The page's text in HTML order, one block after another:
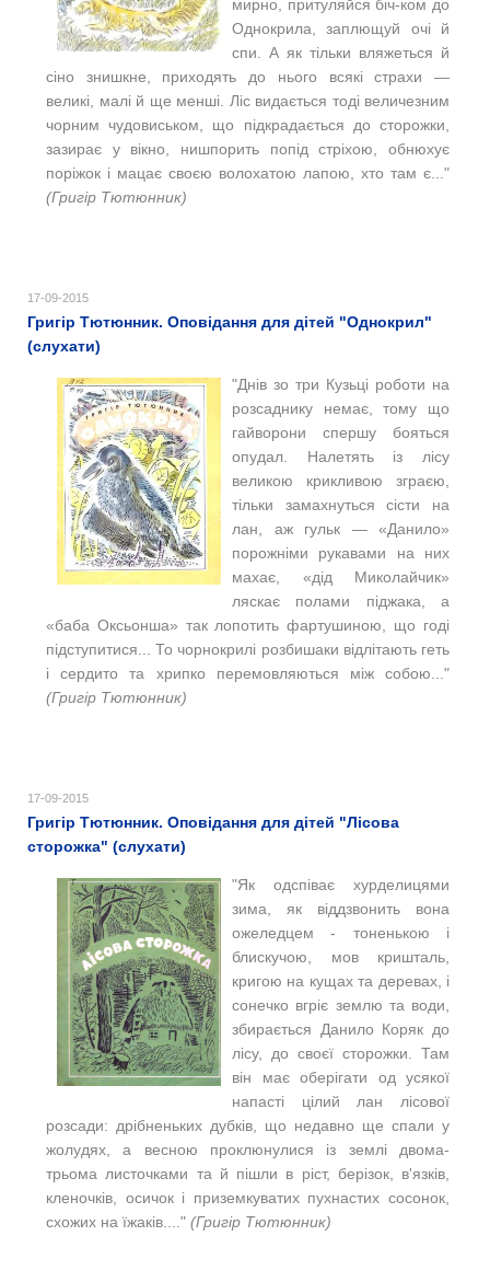
мирно, притуляйся біч-ком до
Однокрила, заплющуй очі й
спи. А як тільки вляжеться й
сіно знишкне, приходять до нього всякі страхи —
великі, малі й ще менші. Ліс видається тоді величезним
чорним чудовиськом, що підкрадається до сторожки,
зазирає у вікно, нишпорить попід стріхою, обнюхує
поріжок і мацає своєю волохатою лапою, хто там є..."
(Григір Тютюнник)
17-09-2015
Григір Тютюнник. Оповідання для дітей "Однокрил"
(слухати)
"Днів зо три Кузьці роботи на
розсаднику немає, тому що
гайворони спершу бояться
опудал. Налетять із лісу
великою крикливою зграєю,
тільки замахнуться сісти на
лан, аж гульк — «Данило»
порожніми рукавами на них
махає, «дід Миколайчик»
ляскає полами піджака, а
«баба Оксьонша» так лопотить фартушиною, що годі
підступитися... То чорнокрилі розбишаки відлітають геть
і сердито та хрипко перемовляються між собою..."
(Григір Тютюнник)
17-09-2015
Григір Тютюнник. Оповідання для дітей "Лісова
сторожка" (слухати)
"Як одспіває хурделицями
зима, як віддзвонить вона
ожеледцем - тоненькою і
блискучою, мов кришталь,
кригою на кущах та деревах, і
сонечко вгріє землю та води,
збирається Данило Коряк до
лісу, до своєї сторожки. Там
він має оберігати од усякої
напасті цілий лан лісової
розсади: дрібненьких дубків, що недавно ще спали у
жолудях, а весною проклюнулися із землі двома-
трьома листочками та й пішли в ріст, берізок, в'язків,
кленочків, осичок і приземкуватих пухнастих сосонок,
схожих на їжаків...." (Григір Тютюнник)